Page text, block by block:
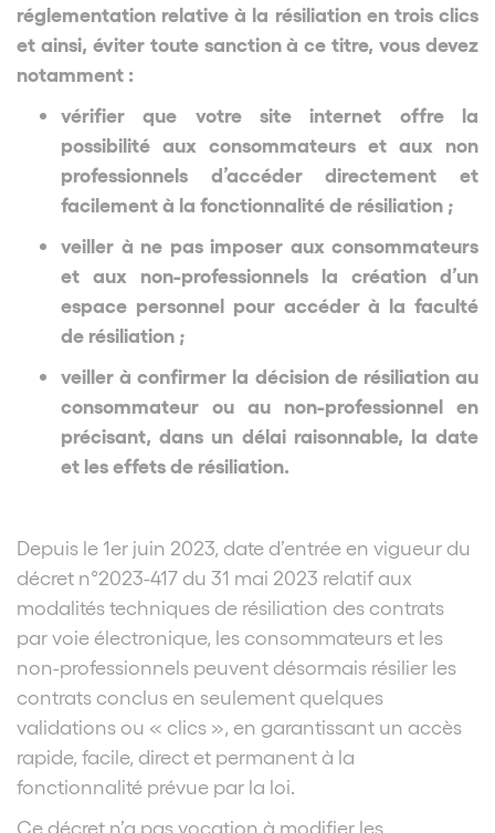
réglementation relative à la résiliation en trois clics
et ainsi, éviter toute sanction à ce titre, vous devez
notamment :
vérifier que votre site internet offre la
possibilité aux consommateurs et aux non
professionnels d’accéder directement et
facilement à la fonctionnalité de résiliation ;
veiller à ne pas imposer aux consommateurs
et aux non-professionnels la création d’un
espace personnel pour accéder à la faculté
de résiliation ;
veiller à confirmer la décision de résiliation au
consommateur ou au non-professionnel en
précisant, dans un délai raisonnable, la date
et les effets de résiliation.
Depuis le 1er juin 2023, date d’entrée en vigueur du
décret n°2023-417 du 31 mai 2023 relatif aux
modalités techniques de résiliation des contrats
par voie électronique, les consommateurs et les
non-professionnels peuvent désormais résilier les
contrats conclus en seulement quelques
validations ou « clics », en garantissant un accès
rapide, facile, direct et permanent à la
fonctionnalité prévue par la loi.
Ce décret n’a pas vocation à modifier les